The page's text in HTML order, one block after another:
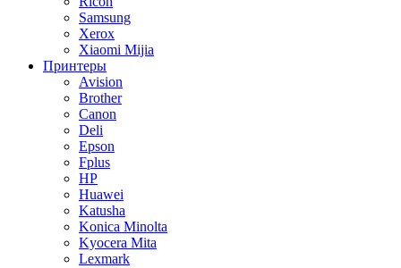
Samsung
Xerox
Xiaomi Mijia
Принтеры
Avision
Brother
Canon
Deli
Epson
Fplus
HP
Huawei
Katusha
Konica Minolta
Kyocera Mita
Lexmark